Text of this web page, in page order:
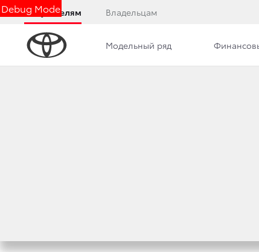
Debug Mode
Покупателям Владельцам
Модельный ряд
TOYOTA
СЕРИИ LAND